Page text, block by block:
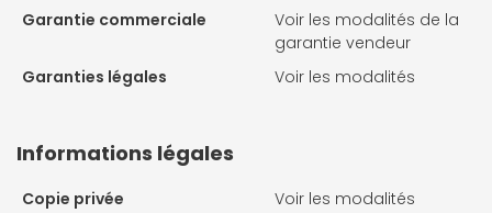
Garantie commerciale
Voir les modalités de la
garantie vendeur
Garanties légales
Voir les modalités
Informations légales
Copie privée Voir les modalités